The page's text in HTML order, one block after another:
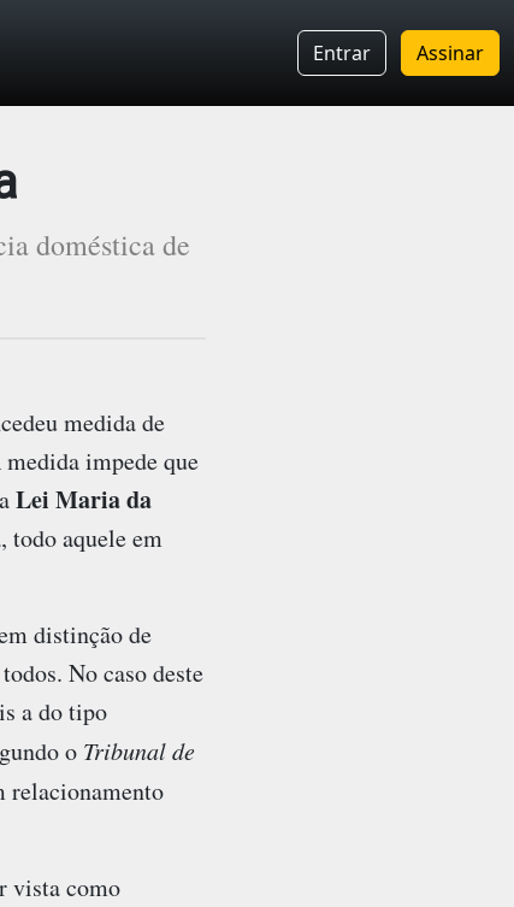
Entrar Assinar
doméstica de
medida de
impede que
Lei Maria da
todo aquele em
distinção de
No caso deste
a do tipo
o Tribunal de
relacionamento
vista como